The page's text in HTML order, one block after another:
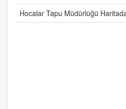
Hocalar Tapu Müdürlüğü